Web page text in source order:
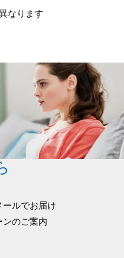
ると、
るよう
なります
ールでお届け
ンのご案内